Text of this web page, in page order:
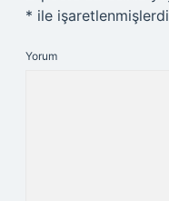
* ile
Yorum